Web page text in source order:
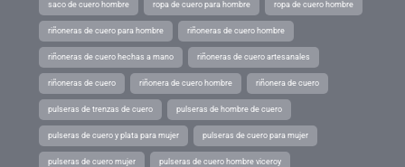
saco de cuero hombre ropa de cuero para hombre ropa de cuero hombre
riñoneras de cuero para hombre riñoneras de cuero hombre
riñoneras de cuero hechas a mano riñoneras de cuero artesanales
riñoneras de cuero riñonera de cuero hombre riñonera de cuero
pulseras de trenzas de cuero pulseras de hombre de cuero
pulseras de cuero y plata para mujer pulseras de cuero para mujer
pulseras de cuero mujer pulseras de cuero hombre viceroy